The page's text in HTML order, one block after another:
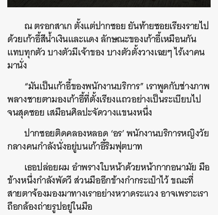
ณ ตรอกสาเก ตั้งแต่ปากซอย ยันท้ายซอยเรียงรายไป
ด้วยเก้าอี้สีน้ำเงินและแดง ลักษณะของเก้าอี้เหมือนกัน
แทบทุกตัว บางตัวมีเจ้าของ บางตัวตั้งวางเฉยๆ ไร้เงาคน
มานั่ง
“มันเป็นเก้าอี้ของพนักงานบริการ” เราพูดกับช่างภาพ
พลางชายตามองเก้าอี้ที่ตั้งเรียงแถวอย่างเป็นระเบียบไป
จนสุดซอย เสมือนศิลปะจัดวางแขนงหนึ่ง
ปากซอยติดคลองหลอด ‘อร’ พนักงานบริการหญิงวัย
กลางคนกำลังนั่งอยู่บนเก้าอี้ริมฟุตบาท
เธอปล่อยผม อำพรางใบหน้าด้วยหน้ากากอนามัย มือ
ข้างหนึ่งกำลังพัดวี ส่วนมืออีกข้างกำกระเป๋าไว้ ขณะที่
สายตาจ้องมองมาทางเราอย่างหวาดระแวง อาจเพราะเรา
ถือกล้องถ่ายรูปอยู่ในมือ